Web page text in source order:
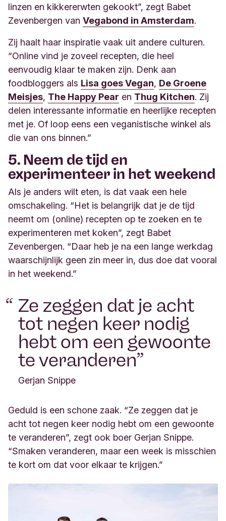
linzen en kikkererwten gekookt”, zegt Babet
Zevenbergen van Vegabond in Amsterdam.
Zij haalt haar inspiratie vaak uit andere culturen.
“Online vind je zoveel recepten, die heel
eenvoudig klaar te maken zijn. Denk aan
foodbloggers als Lisa goes Vegan, De Groene
Meisjes, The Happy Pear en Thug Kitchen. Zij
delen interessante informatie en heerlijke recepten
met je. Of loop eens een veganistische winkel als
die van ons binnen.”
5. Neem de tijd en
experimenteer in het weekend
Als je anders wilt eten, is dat vaak een hele
omschakeling. “Het is belangrijk dat je de tijd
neemt om (online) recepten op te zoeken en te
experimenteren met koken”, zegt Babet
Zevenbergen. “Daar heb je na een lange werkdag
waarschijnlijk geen zin meer in, dus doe dat vooral
in het weekend.”
Ze zeggen dat je acht
tot negen keer nodig
hebt om een gewoonte
te veranderen
Gerjan Snippe
Geduld is een schone zaak. “Ze zeggen dat je
acht tot negen keer nodig hebt om een gewoonte
te veranderen”, zegt ook boer Gerjan Snippe.
“Smaken veranderen, maar een week is misschien
te kort om dat voor elkaar te krijgen.”